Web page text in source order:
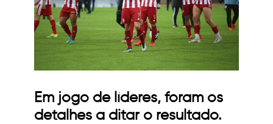
Em jogo de líderes, foram os
detalhes a ditar o resultado.